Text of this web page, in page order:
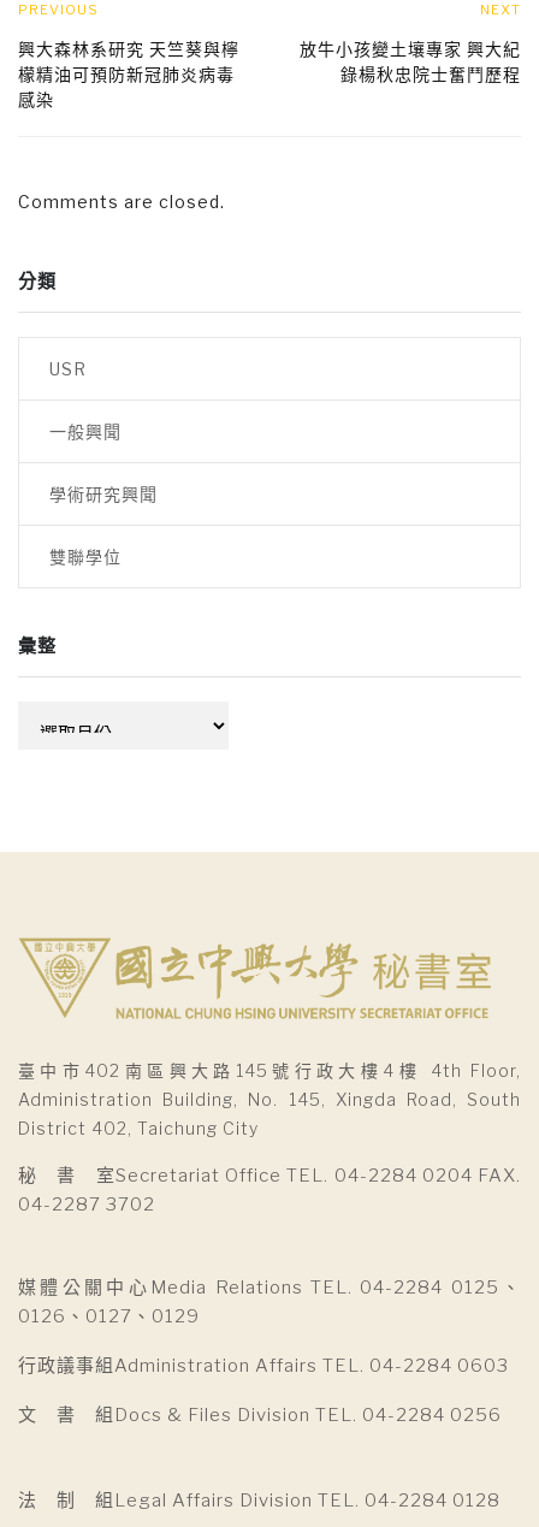
PREVIOUS
興大森林系研究 天竺葵與檸
檬精油可預防新冠肺炎病毒
感染
NEXT
放牛小孩變土壤專家 興大紀
錄楊秋忠院士奮鬥歷程
Comments are closed.
分類
USR
一般興聞
學術研究興聞
雙聯學位
彙整
臺中市402南區興大路145號行政大樓4樓 4th Floor,
Administration Building, No. 145, Xingda Road, South
District 402, Taichung City
秘 書 室Secretariat Office TEL. 04-2284 0204 FAX.
04-2287 3702
媒體公關中心Media Relations TEL. 04-2284 0125、
0126、0127、0129
行政議事組Administration Affairs TEL. 04-2284 0603
文 書 組Docs & Files Division TEL. 04-2284 0256
法 制 組Legal Affairs Division TEL. 04-2284 0128